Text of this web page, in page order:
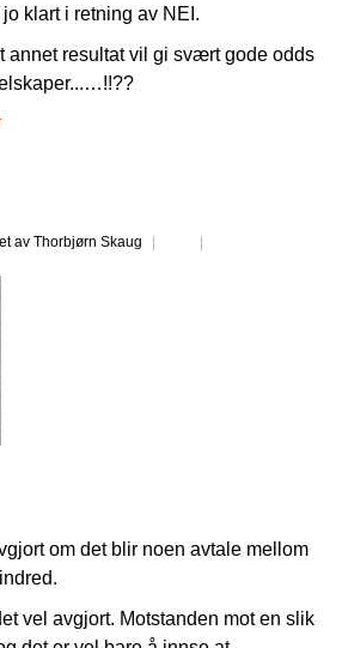
klart i retning av NEI.
annet resultat vil gi svært gode odds
av Thorbjørn Skaug
om det blir noen avtale mellom
vel avgjort. Motstanden mot en slik